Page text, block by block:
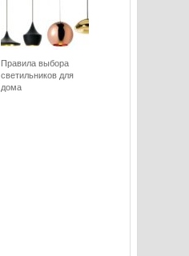
Правила выбора
светильников для
дома